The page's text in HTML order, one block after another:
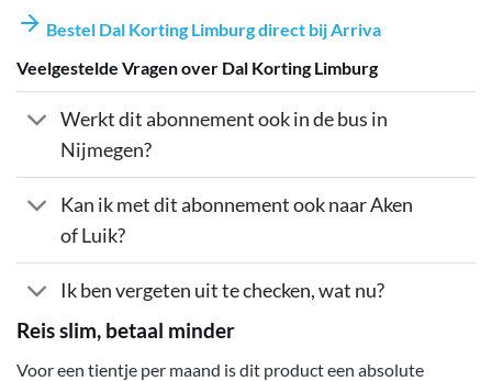
Bestel Dal Korting Limburg direct bij Arriva
Veelgestelde Vragen over Dal Korting Limburg
Werkt dit abonnement ook in de bus in
Nijmegen?
Kan ik met dit abonnement ook naar Aken
of Luik?
Ik ben vergeten uit te checken, wat nu?
Reis slim, betaal minder
Voor een tientje per maand is dit product een absolute